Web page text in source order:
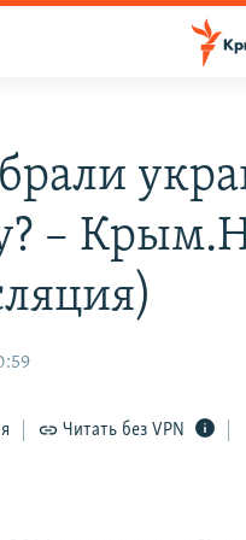
–
Читать без VPN